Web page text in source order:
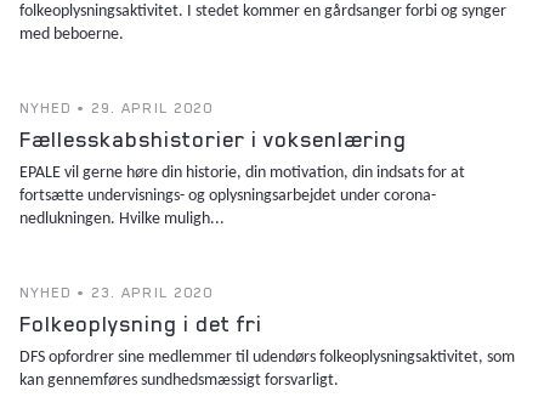
folkeoplysningsaktivitet. I stedet kommer en gårdsanger forbi og synger
med beboerne.
NYHED • 29. APRIL 2020
Fællesskabshistorier i voksenlæring
EPALE vil gerne høre din historie, din motivation, din indsats for at
fortsætte undervisnings- og oplysningsarbejdet under corona-
nedlukningen. Hvilke muligh...
NYHED • 23. APRIL 2020
Folkeoplysning i det fri
DFS opfordrer sine medlemmer til udendørs folkeoplysningsaktivitet, som
kan gennemføres sundhedsmæssigt forsvarligt.